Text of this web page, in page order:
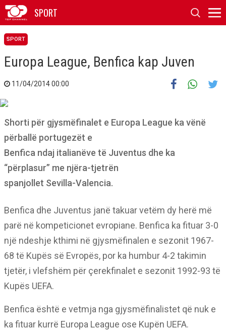
SPORT
SPORT
Europa League, Benfica kap Juven
11/04/2014 00:00
Shorti për gjysmëfinalet e Europa League ka vënë
përballë portugezët e
Benfica ndaj italianëve të Juventus dhe ka
“përplasur” me njëra-tjetrën
spanjollet Sevilla-Valencia.
Benfica dhe Juventus janë takuar vetëm dy herë më
parë në kompeticionet evropiane. Benfica ka fituar 3-0
një ndeshje kthimi në gjysmëfinalen e sezonit 1967-
68 të Kupës së Evropës, por ka humbur 4-2 takimin
tjetër, i vlefshëm për çerekfinalet e sezonit 1992-93 të
Kupës UEFA.
Benfica është e vetmja nga gjysmëfinalistet që nuk e
ka fituar kurrë Europa League ose Kupën UEFA.